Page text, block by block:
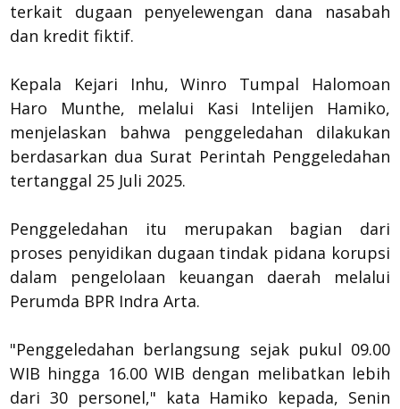
terkait dugaan penyelewengan dana nasabah
dan kredit fiktif.
Kepala Kejari Inhu, Winro Tumpal Halomoan
Haro Munthe, melalui Kasi Intelijen Hamiko,
menjelaskan bahwa penggeledahan dilakukan
berdasarkan dua Surat Perintah Penggeledahan
tertanggal 25 Juli 2025.
Penggeledahan itu merupakan bagian dari
proses penyidikan dugaan tindak pidana korupsi
dalam pengelolaan keuangan daerah melalui
Perumda BPR Indra Arta.
"Penggeledahan berlangsung sejak pukul 09.00
WIB hingga 16.00 WIB dengan melibatkan lebih
dari 30 personel," kata Hamiko kepada, Senin